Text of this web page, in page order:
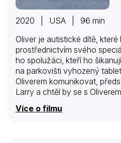
2020 | USA | 96 min
Oliver je autistické dítě,
prostřednictvím svého
ho spolužáci, kteří ho
na parkovišti vyhozený
Oliverem komunikovat,
Larry a chtěl by se s
Více o filmu